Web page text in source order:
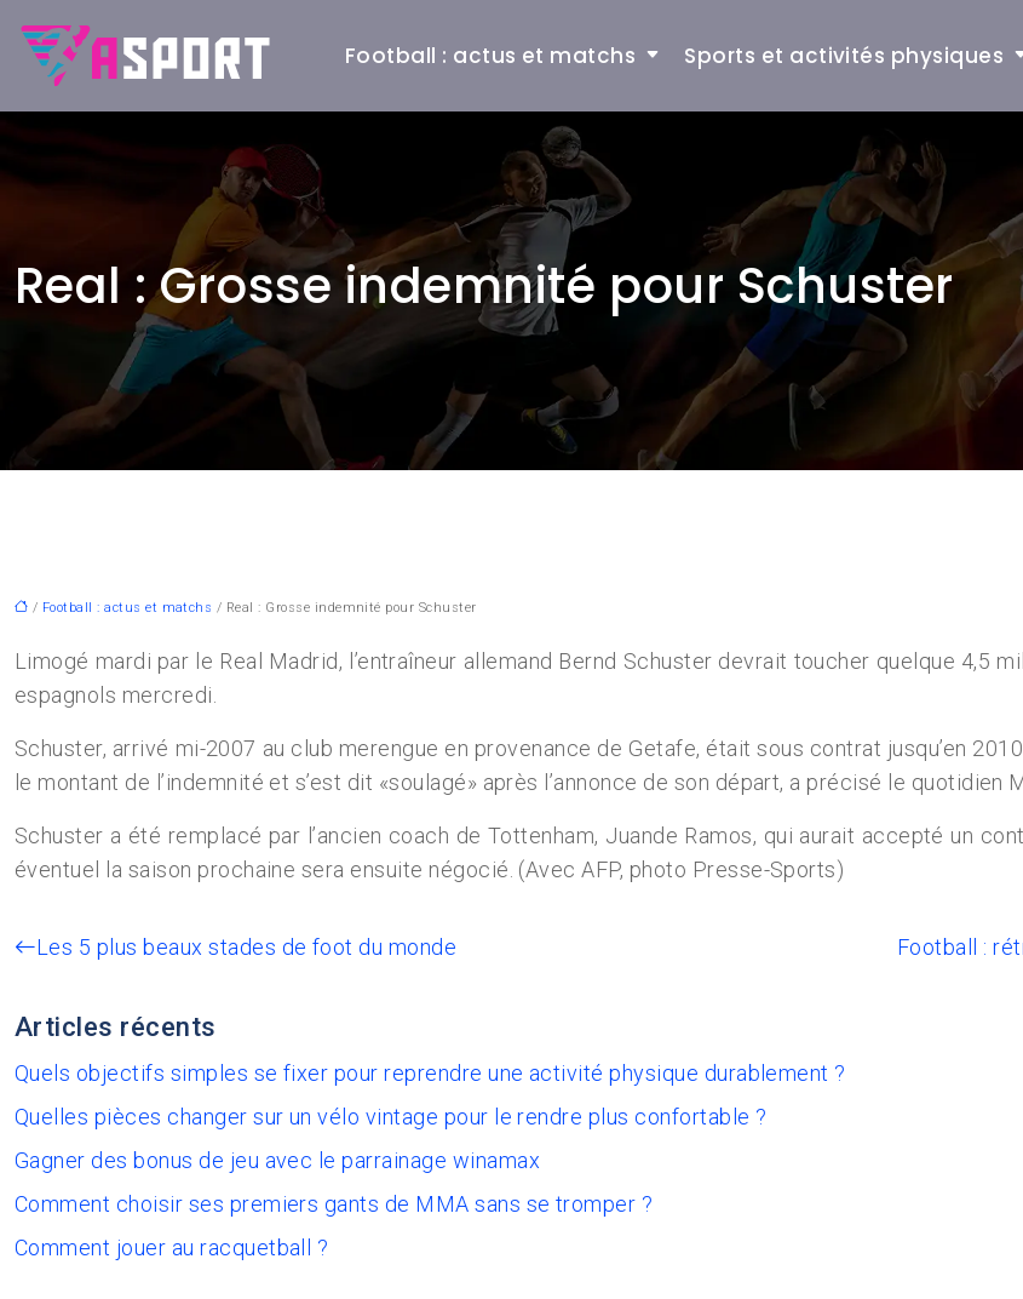
Football : actus et matchs Sports et activités physiques
Real : Grosse indemnité pour Schuster
/ Football : actus et matchs / Real : Grosse indemnité pour Schuster
Limogé mardi par le Real Madrid, l’entraîneur allemand Bernd Schuster devrait toucher quelque 4,5
espagnols mercredi.
Schuster, arrivé mi-2007 au club merengue en provenance de Getafe, était sous contrat jusqu’en
le montant de l’indemnité et s’est dit «soulagé» après l’annonce de son départ, a précisé le quotidien
Schuster a été remplacé par l’ancien coach de Tottenham, Juande Ramos, qui aurait accepté un
éventuel la saison prochaine sera ensuite négocié. (Avec AFP, photo Presse-Sports)
Les 5 plus beaux stades de foot du monde
Football :
Articles récents
Quels objectifs simples se fixer pour reprendre une activité physique durablement ?
Quelles pièces changer sur un vélo vintage pour le rendre plus confortable ?
Gagner des bonus de jeu avec le parrainage winamax
Comment choisir ses premiers gants de MMA sans se tromper ?
Comment jouer au racquetball ?